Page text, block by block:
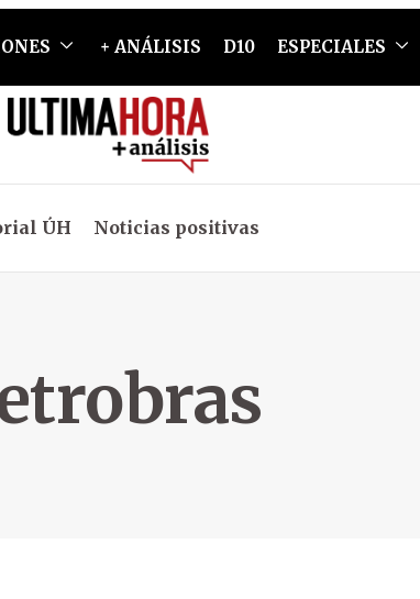
+ ANÁLISIS D10 ESPECIALES
ÚH Noticias positivas